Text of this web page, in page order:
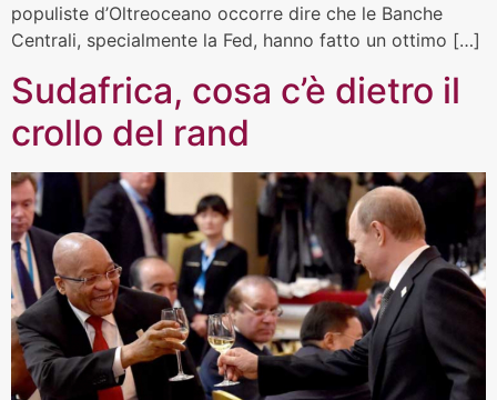
populiste d’Oltreoceano occorre dire che le Banche
Centrali, specialmente la Fed, hanno fatto un ottimo […]
Sudafrica, cosa c’è dietro il
crollo del rand